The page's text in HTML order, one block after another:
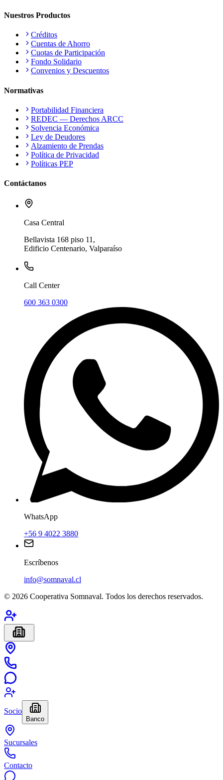
Nuestros Productos
Créditos
Cuentas de Ahorro
Cuotas de Participación
Fondo Solidario
Convenios y Descuentos
Normativas
Portabilidad Financiera
REDEC — Derechos ARCC
Solvencia Económica
Ley de Deudores
Alzamiento de Prendas
Política de Privacidad
Políticas PEP
Contáctanos
Casa Central
Bellavista 168 piso 11,
Edificio Centenario, Valparaíso
Call Center
600 363 0300
WhatsApp
+56 9 4022 3880
Escríbenos
info@somnaval.cl
© 2026 Cooperativa Somnaval. Todos los derechos reservados.
Socio
Banco
Sucursales
Contacto